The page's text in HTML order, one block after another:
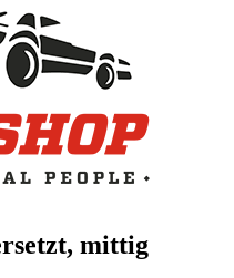
mittig